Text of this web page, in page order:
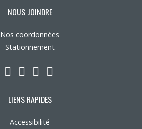
NOUS JOINDRE
Nos coordonnées
Stationnement
LinkedIn
YouTube
Twitter
LIENS RAPIDES
Accessibilité